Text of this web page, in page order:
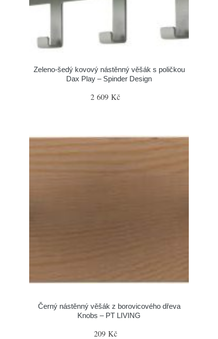
Zeleno-šedý kovový nástěnný věšák s poličkou
Dax Play – Spinder Design
2 609 Kč
Černý nástěnný věšák z borovicového dřeva
Knobs – PT LIVING
209 Kč